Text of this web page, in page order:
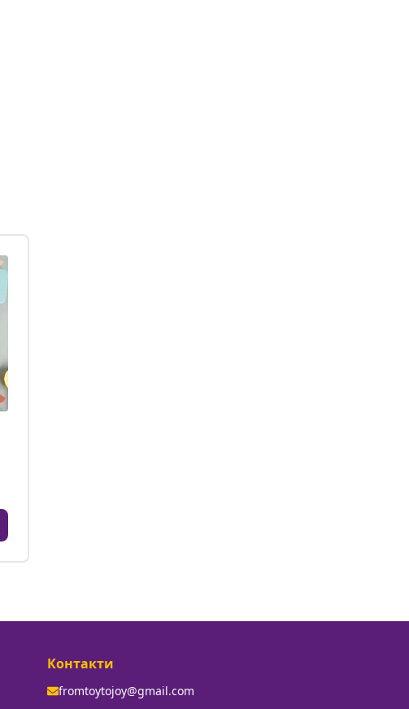
Контакти
fromtoytojoy@gmail.com